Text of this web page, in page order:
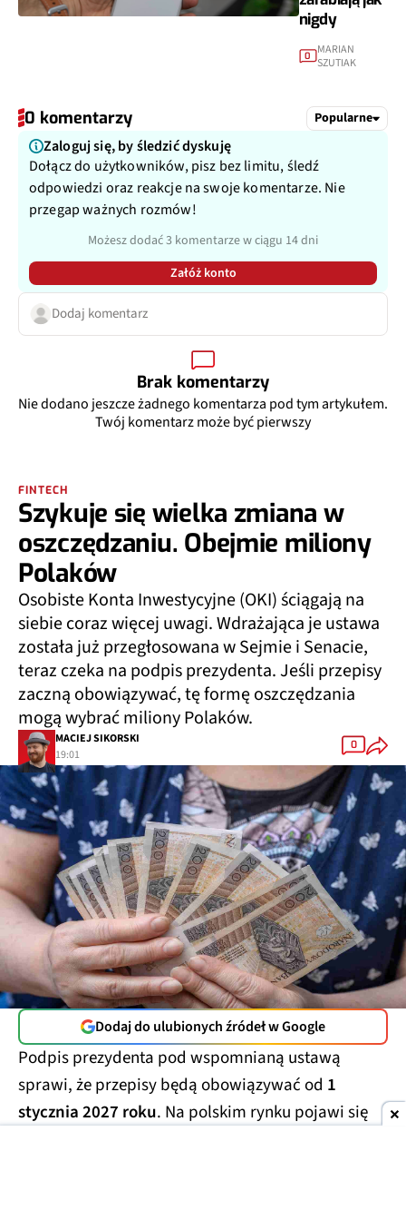
nigdy
0 MARIAN
SZUTIAK
0 komentarzy Popularne
Zaloguj się, by śledzić dyskuję
Dołącz do użytkowników, pisz bez limitu, śledź
odpowiedzi oraz reakcje na swoje komentarze. Nie
przegap ważnych rozmów!
Możesz dodać 3 komentarze w ciągu 14 dni
Załóż konto
Dodaj komentarz
Brak komentarzy
Nie dodano jeszcze żadnego komentarza pod tym artykułem.
Twój komentarz może być pierwszy
FINTECH
Szykuje się wielka zmiana w
oszczędzaniu. Obejmie miliony
Polaków
Osobiste Konta Inwestycyjne (OKI) ściągają na
siebie coraz więcej uwagi. Wdrażająca je ustawa
została już przegłosowana w Sejmie i Senacie,
teraz czeka na podpis prezydenta. Jeśli przepisy
zaczną obowiązywać, tę formę oszczędzania
mogą wybrać miliony Polaków.
MACIEJ SIKORSKI
19:01
0
Dodaj do ulubionych źródeł w Google
Podpis prezydenta pod wspomnianą ustawą
sprawi, że przepisy będą obowiązywać od 1
stycznia 2027 roku. Na polskim rynku pojawi się